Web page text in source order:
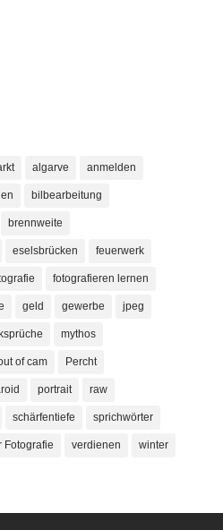
algarve anmelden
bilbearbeitung
brennweite
eselsbrücken feuerwerk
fotografieren lernen
geld gewerbe jpeg
mythos
of cam Percht
portrait raw
schärfentiefe sprichwörter
Fotografie verdienen winter